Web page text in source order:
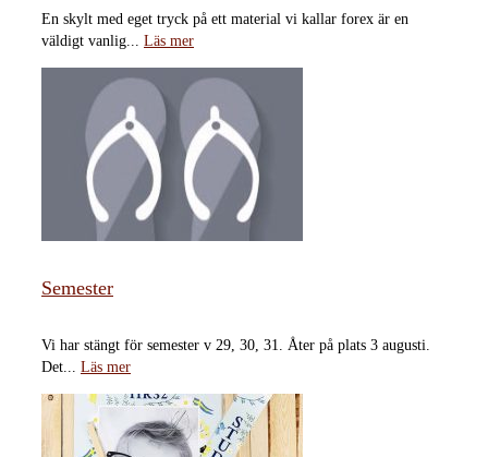
En skylt med eget tryck på ett material vi kallar forex är en
väldigt vanlig... Läs mer
Semester
Vi har stängt för semester v 29, 30, 31. Åter på plats 3 augusti.
Det... Läs mer